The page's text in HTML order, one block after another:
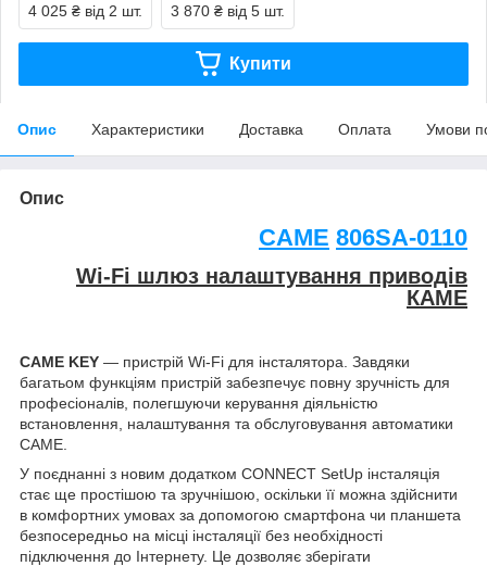
4 025 ₴ від 2 шт. 3 870 ₴ від 5 шт.
Купити
Опис Характеристики Доставка Оплата Умови
Опис
CAME 806SA-0110
Wi-Fi шлюз налаштування приводів
КАМЕ
CAME KEY — пристрій Wi-Fi для інсталятора. Завдяки
багатьом функціям пристрій забезпечує повну зручність для
професіоналів, полегшуючи керування діяльністю
встановлення, налаштування та обслуговування автоматики
CAME.
У поєднанні з новим додатком CONNECT SetUp інсталяція
стає ще простішою та зручнішою, оскільки її можна здійснити
в комфортних умовах за допомогою смартфона чи планшета
безпосередньо на місці інсталяції без необхідності
підключення до Інтернету. Це дозволяє зберігати